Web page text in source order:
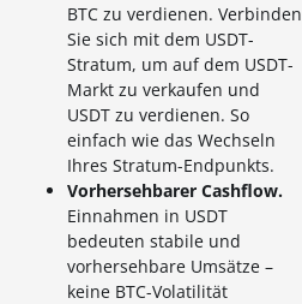
BTC zu verdienen. Verbinden
Sie sich mit dem USDT-
Stratum, um auf dem USDT-
Markt zu verkaufen und
USDT zu verdienen. So
einfach wie das Wechseln
Ihres Stratum-Endpunkts.
Vorhersehbarer Cashflow.
Einnahmen in USDT
bedeuten stabile und
vorhersehbare Umsätze –
keine BTC-Volatilität